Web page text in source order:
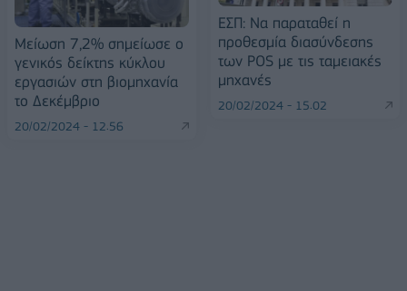
Μείωση 7,2% σημείωσε ο
γενικός δείκτης κύκλου
εργασιών στη βιομηχανία
το Δεκέμβριο
20/02/2024 - 12:56
ΕΣΠ: Να παραταθεί η
προθεσμία διασύνδεσης
των POS με τις ταμειακές
μηχανές
20/02/2024 - 15:02